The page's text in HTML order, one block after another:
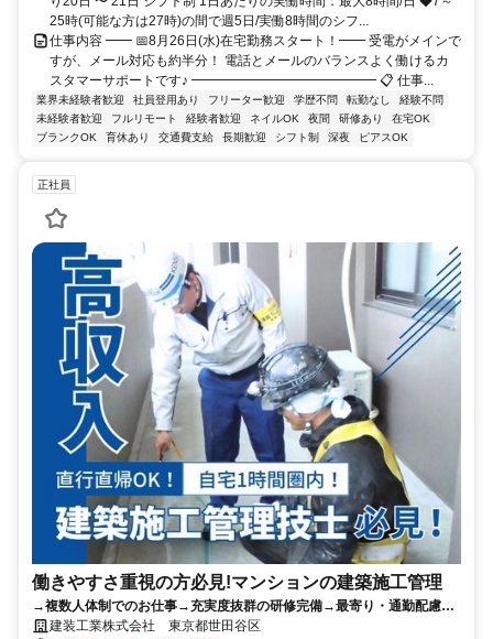
25時(可能な方は27時)の間で週5日/実働8時間のシフ...
仕事内容 ━━ 📅8月26日(水)在宅勤務スタート！━━ 受電がメインで
すが、メール対応も約半分！ 電話とメールのバランスよく働けるカ
スタマーサポートです♪ ━━━━━━━━━━━━━━ 📋 仕事...
業界未経験者歓迎 社員登用あり フリーター歓迎 学歴不問 転勤なし
経験不問
未経験者歓迎
フルリモート 経験者歓迎 ネイルOK 夜間 研修あり
在宅OK
ブランクOK
育休あり 交通費支給 長期歓迎 シフト制 深夜 ピアスOK
正社員
働きやすさ重視の方必見!マンションの建築施工管理
→複数人体制でのお仕事→充実度抜群の研修完備→最寄り・通勤配慮の
現場配置→多彩な経験を積める職場！
建装工業株式会社 東京都世田谷区